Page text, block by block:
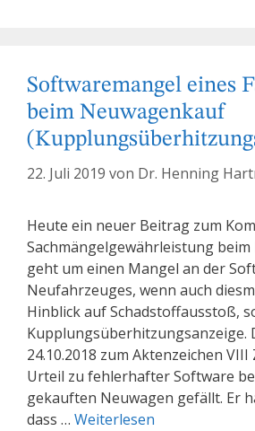
Softwaremangel eines
beim Neuwagenkauf
22. Juli 2019 von Dr. Henning
Heute ein neuer Beitrag zum
Sachmängelgewährleistung beim
geht um einen Mangel an der
Neufahrzeuges, wenn auch
Hinblick auf Schadstoffausstoß,
Kupplungsüberhitzungsanzeige.
24.10.2018 zum Aktenzeichen VIII
Urteil zu fehlerhafter Software
gekauften Neuwagen gefällt. Er
dass … Weiterlesen